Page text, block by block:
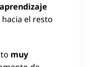
el resto
muy